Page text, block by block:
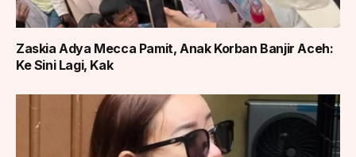
Zaskia Adya Mecca Pamit, Anak Korban Banjir Aceh:
Ke Sini Lagi, Kak